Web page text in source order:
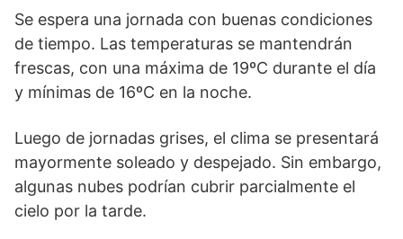
Se espera una jornada con buenas condiciones
de tiempo. Las temperaturas se mantendrán
frescas, con una máxima de 19ºC durante el día
y mínimas de 16ºC en la noche.
Luego de jornadas grises, el clima se presentará
mayormente soleado y despejado. Sin embargo,
algunas nubes podrían cubrir parcialmente el
cielo por la tarde.